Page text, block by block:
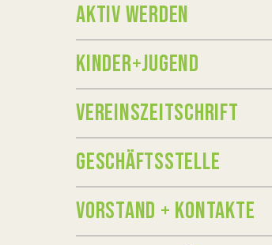
AKTIV WERDEN
KINDER+JUGEND
VEREINSZEITSCHRIFT
GESCHÄFTSSTELLE
VORSTAND + KONTAKTE